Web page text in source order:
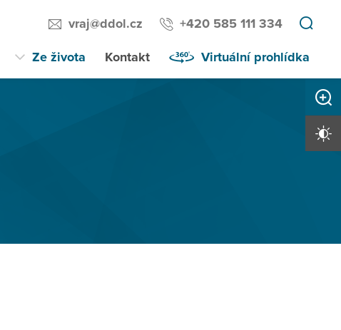
vraj@ddol.cz +420 585 111 334
Ze života Kontakt Virtuální prohlídka